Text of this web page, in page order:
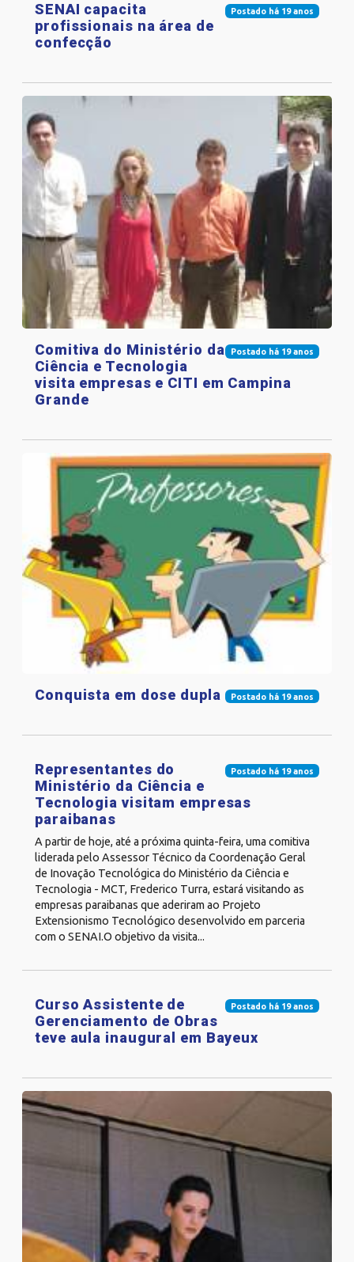
Postado há 19 anos
SENAI capacita
profissionais na área de
confecção
Postado há 19 anos
Comitiva do Ministério da
Ciência e Tecnologia
visita empresas e CITI em Campina
Grande
Postado há 19 anos
Conquista em dose dupla
Postado há 19 anos
Representantes do
Ministério da Ciência e
Tecnologia visitam empresas
paraibanas
A partir de hoje, até a próxima quinta-feira, uma comitiva
liderada pelo Assessor Técnico da Coordenação Geral
de Inovação Tecnológica do Ministério da Ciência e
Tecnologia - MCT, Frederico Turra, estará visitando as
empresas paraibanas que aderiram ao Projeto
Extensionismo Tecnológico desenvolvido em parceria
com o SENAI.O objetivo da visita...
Postado há 19 anos
Curso Assistente de
Gerenciamento de Obras
teve aula inaugural em Bayeux